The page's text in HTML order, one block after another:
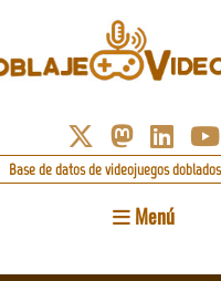
Base de datos de videojuegos
Menú